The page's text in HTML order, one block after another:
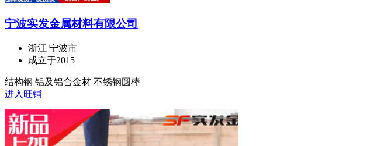
宁波实发金属材料有限公司
浙江 宁波市
成立于2015
结构钢 铝及铝合金材 不锈钢圆棒
进入旺铺